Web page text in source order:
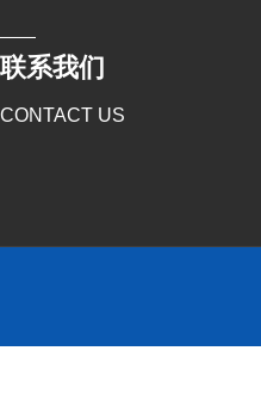
联系我们
CONTACT US